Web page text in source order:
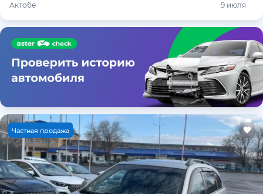
Актобе 9 июля
Частная продажа